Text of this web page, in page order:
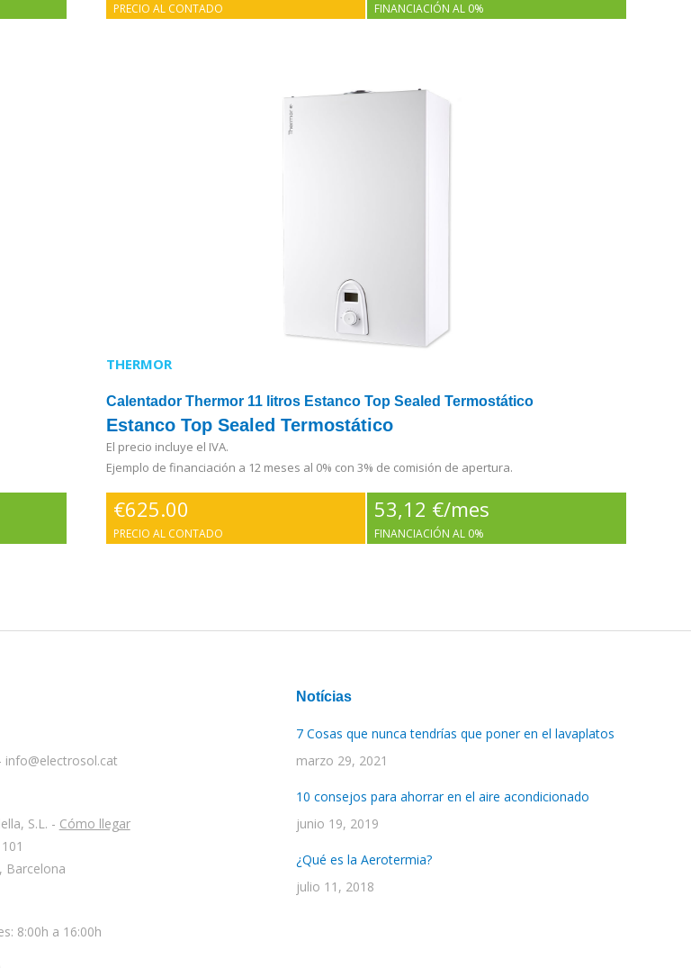
PRECIO AL CONTADO FINANCIACIÓN AL 0%
THERMOR
Calentador Thermor 11 litros Estanco Top Sealed Termostático
Estanco Top Sealed Termostático
El precio incluye el IVA.
Ejemplo de financiación a 12 meses al 0% con 3% de comisión de apertura.
€625.00
PRECIO AL CONTADO
53,12 €/mes
FINANCIACIÓN AL 0%
info@electrosol.cat
S.L. - Cómo llegar
Barcelona
8:00h a 16:00h
Notícias
7 Cosas que nunca tendrías que poner en el lavaplatos
marzo 29, 2021
10 consejos para ahorrar en el aire acondicionado
junio 19, 2019
¿Qué es la Aerotermia?
julio 11, 2018